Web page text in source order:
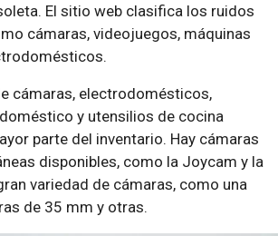
El sitio web clasifica los ruidos
cámaras, videojuegos, máquinas
cámaras, electrodomésticos,
y utensilios de cocina
parte del inventario. Hay cámaras
disponibles, como la Joycam y la
variedad de cámaras, como una
de 35 mm y otras.